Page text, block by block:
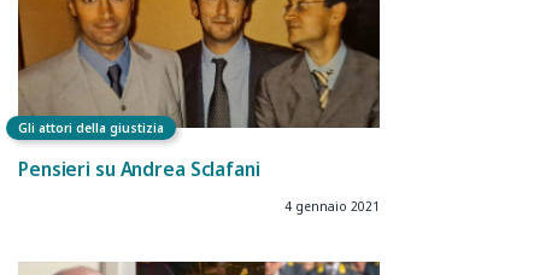
Gli attori della giustizia
Pensieri su Andrea Sclafani
4 gennaio 2021